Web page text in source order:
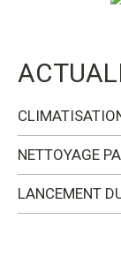
NETTOYAGE
LANCEMENT